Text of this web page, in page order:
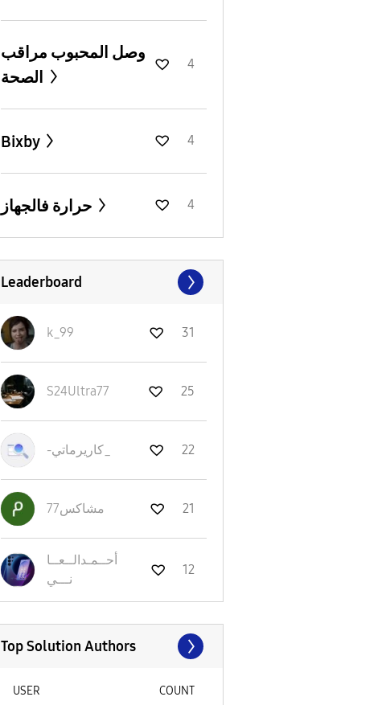
وصل المحبوب مراقب
4
Bixby 4
حرارة فالجهاز 4
Leaderboard
k_99 31
S24Ultra77 25
-كاريرماتي_ 22
مشاكس77 21
أحــمـدالــعــا
نـــي
12
Top Solution Authors
USER COUNT